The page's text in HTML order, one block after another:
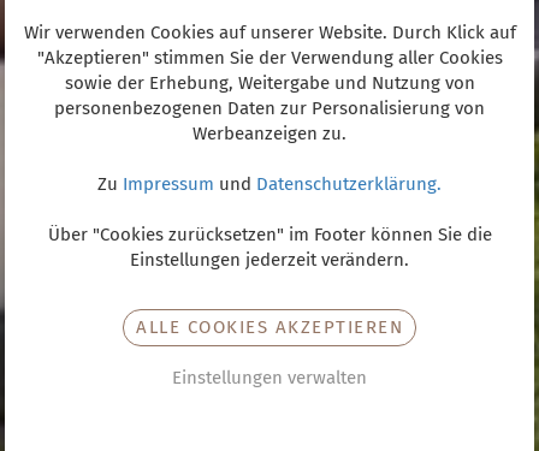
Wir verwenden Cookies auf unserer Website. Durch Klick auf
"Akzeptieren" stimmen Sie der Verwendung aller Cookies
sowie der Erhebung, Weitergabe und Nutzung von
personenbezogenen Daten zur Personalisierung von
Werbeanzeigen zu.
Zu Impressum und Datenschutzerklärung.
Über "Cookies zurücksetzen" im Footer können Sie die
Einstellungen jederzeit verändern.
ALLE COOKIES AKZEPTIEREN
Einstellungen verwalten